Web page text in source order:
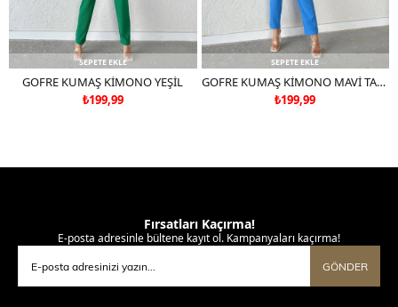
SEPETE EKLE
GOFRE KUMAŞ KİMONO YEŞİL
₺199,99
SEPETE EKLE
GOFRE KUMAŞ KİMONO MAVİ TAKIM DEĞİLDİR
₺199,99
Fırsatları Kaçırma!
E-posta adresinle bültene kayıt ol. Kampanyaları kaçırma!
GÖNDER